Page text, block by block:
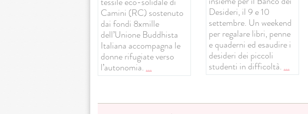
Camini (RC) sostenuto
dai fondi 8xmille
dell’Unione Buddhista
Italiana accompagna le
donne rifugiate verso
l’autonomia. ...
Desideri, il 9 e 10
settembre. Un weekend
per regalare libri, penne
e quaderni ed esaudire i
desideri dei piccoli
studenti in difficoltà. ...